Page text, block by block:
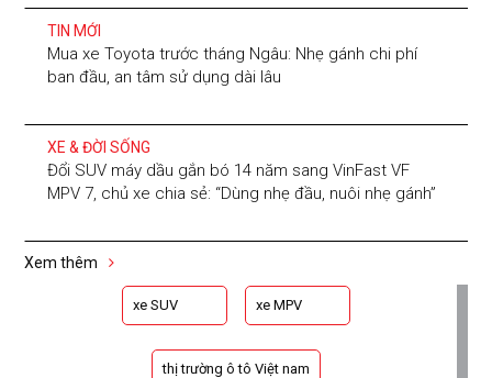
TIN MỚI
Mua xe Toyota trước tháng Ngâu: Nhẹ gánh chi phí
ban đầu, an tâm sử dụng dài lâu
XE & ĐỜI SỐNG
Đổi SUV máy dầu gắn bó 14 năm sang VinFast VF
MPV 7, chủ xe chia sẻ: “Dùng nhẹ đầu, nuôi nhẹ gánh”
Xem thêm
xe SUV xe MPV
thị trường ô tô Việt nam